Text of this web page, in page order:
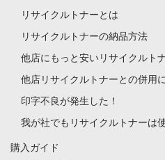
リサイクルトナーとは
リサイクルトナーの納品方法
他店にもっと安いリサイクルト
他店リサイクルトナーとの併用
印字不良が発生した！
我が社でもリサイクルトナーは
購入ガイド